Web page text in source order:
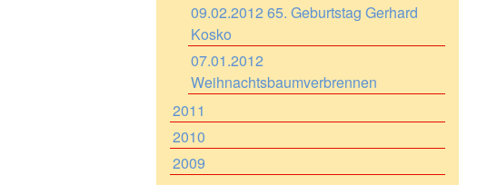
09.02.2012 65. Geburtstag Gerhard
Kosko
07.01.2012
Weihnachtsbaumverbrennen
2011
2010
2009